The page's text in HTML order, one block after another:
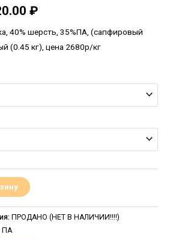
₽
40% шерсть, 35%ПА, (сапфировый
(0.45 кг), цена 2680р/кг
ПРОДАНО (НЕТ В НАЛИЧИИ!!!!)
ПА